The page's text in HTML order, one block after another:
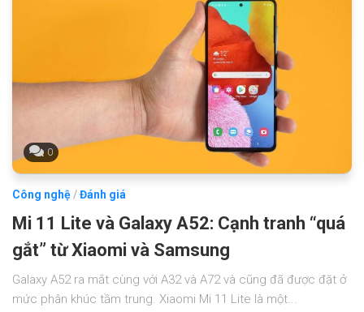
0
Công nghệ/Đánh giá
Mi 11 Lite và Galaxy A52: Cạnh tranh “quá
gắt” từ Xiaomi và Samsung
Galaxy A52 ra mắt cùng với A32 và A72 và cũng đã được đặt ở
mức phân khúc tầm trung. Xiaomi Mi 11 Lite là một...